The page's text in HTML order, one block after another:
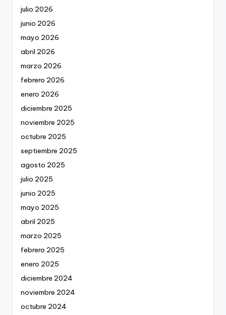
julio 2026
junio 2026
mayo 2026
abril 2026
marzo 2026
febrero 2026
enero 2026
diciembre 2025
noviembre 2025
octubre 2025
septiembre 2025
agosto 2025
julio 2025
junio 2025
mayo 2025
abril 2025
marzo 2025
febrero 2025
enero 2025
diciembre 2024
noviembre 2024
octubre 2024